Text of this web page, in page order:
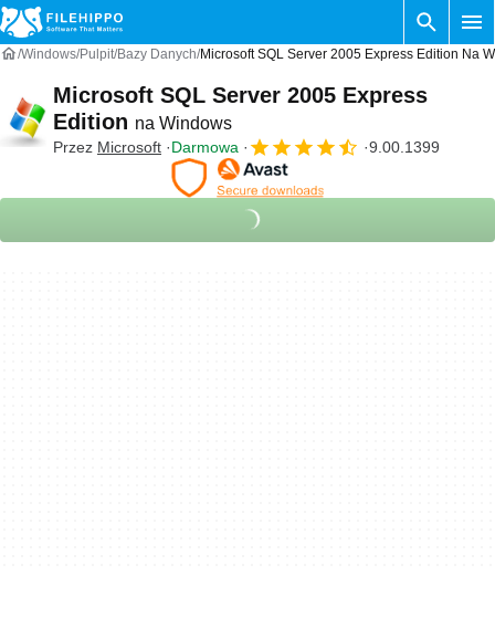
Windows Pulpit Bazy Danych Microsoft SQL Server 2005 Express Edition Na
Microsoft SQL Server 2005 Express
Edition na Windows
Przez Microsoft Darmowa 9.00.1399